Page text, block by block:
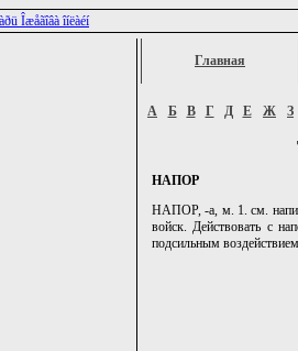
Главная
А Б В Г Д Е Ж З
НАПОР
НАПОР, -а, м. 1. см.
войск. Действовать с
подсильным